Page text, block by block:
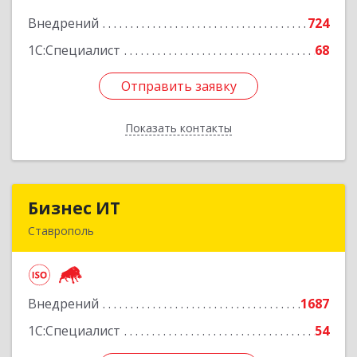
Внедрений
724
1С:Специалист
68
Отправить заявку
Показать контакты
Подробнее
Отправить заявку
Назад
Бизнес ИТ
Ставрополь
Внедрений
1687
1С:Специалист
54
Подробнее